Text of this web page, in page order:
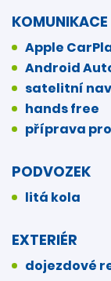
KOMUNIKACE
Apple
Android
satelitní
hands free
příprava
PODVOZEK
litá kola
EXTERIÉR
dojezdové